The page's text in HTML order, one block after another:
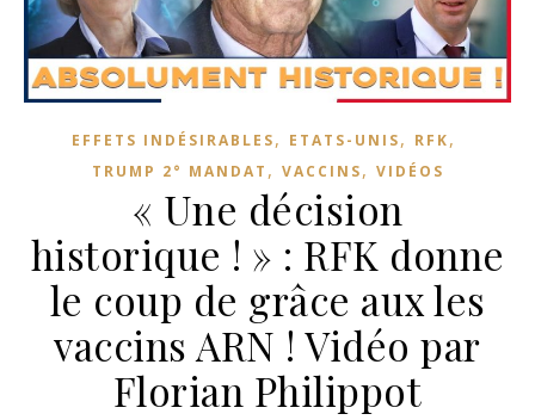
EFFETS INDÉSIRABLES, ETATS-UNIS, RFK,
TRUMP 2° MANDAT , VACCINS, VIDÉOS
« Une décision
historique ! » : RFK donne
le coup de grâce aux les
vaccins ARN ! Vidéo par
Florian Philippot